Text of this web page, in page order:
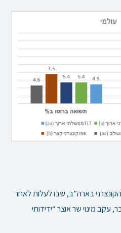
בארה”ב, שבו לעלות לאחר
עקב מינוי שר אוצר“ידידותי